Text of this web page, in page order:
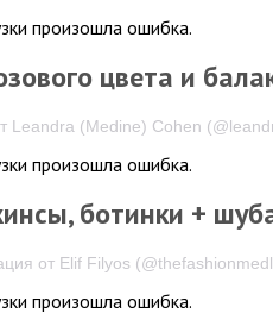
произошла ошибка.
цвета и
Leandra (Medine) Cohen
произошла ошибка.
ботинки +
от Elif Filyos
произошла ошибка.